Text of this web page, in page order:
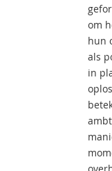
om
hun
als
in